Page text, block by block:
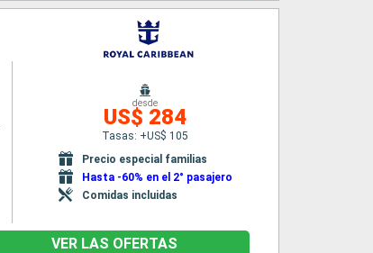
desde
US$ 284
Tasas: +US$ 105
Precio especial familias
Hasta -60% en el 2° pasajero
Comidas incluidas
VER LAS OFERTAS